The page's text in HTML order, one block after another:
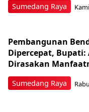
Sumedang Raya
Sumedang Raya
Pembangunan
Dipercepat, Bupati:
Dirasakan